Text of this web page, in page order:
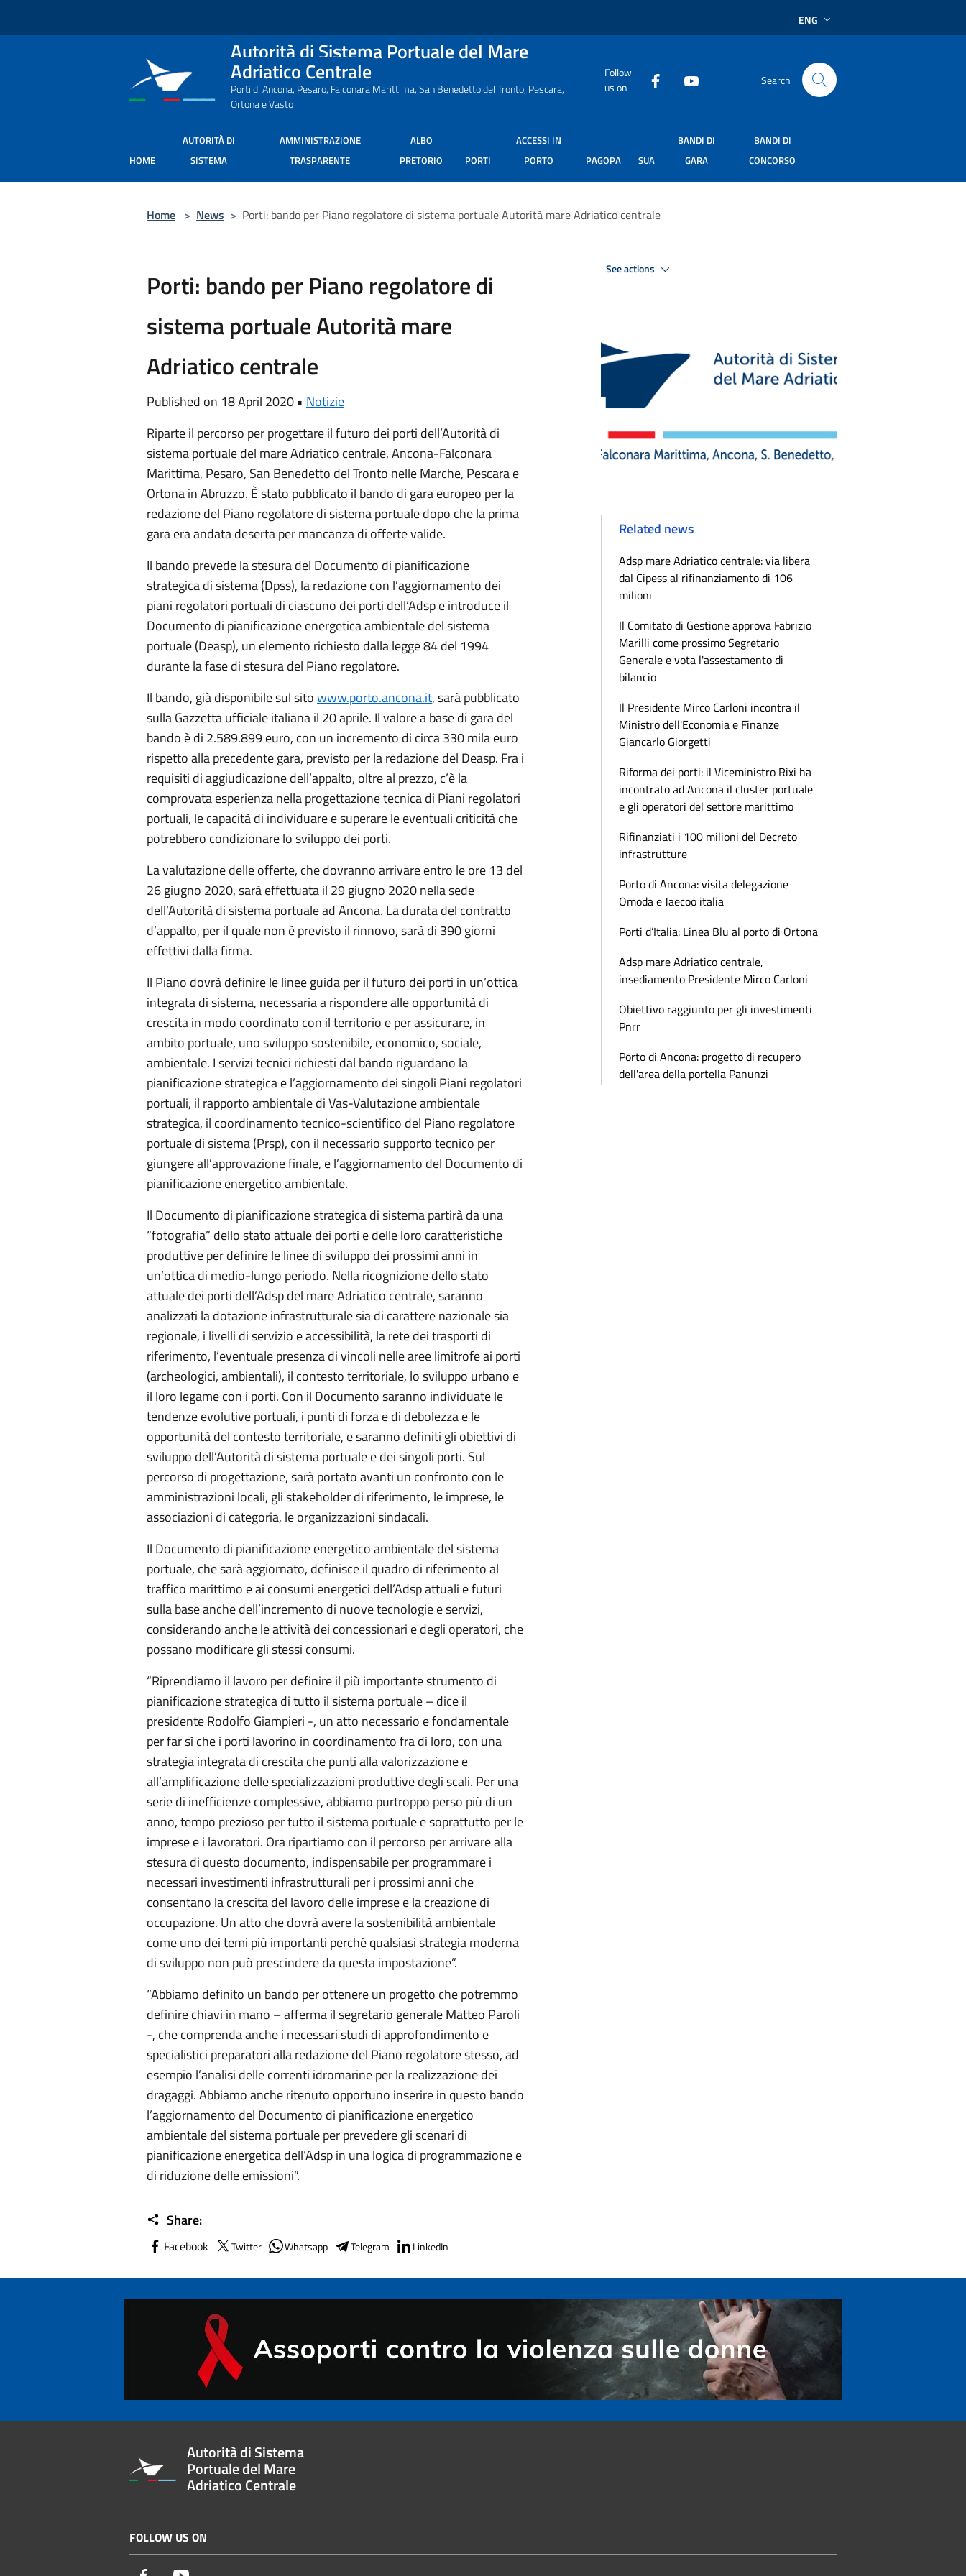
ENG
Autorità di Sistema Portuale del Mare
Adriatico Centrale
Porti di Ancona, Pesaro, Falconara Marittima, San Benedetto del Tronto, Pescara,
Ortona e Vasto
Follow
us on
Search
HOME
AUTORITÀ DI
SISTEMA
AMMINISTRAZIONE
TRASPARENTE
ALBO
PRETORIO
PORTI
ACCESSI IN
PORTO
PAGOPA SUA
BANDI DI
GARA
BANDI DI
CONCORSO
Home > News > Porti: bando per Piano regolatore di sistema portuale Autorità mare Adriatico centrale
Porti: bando per Piano regolatore di
sistema portuale Autorità mare
Adriatico centrale
Published on 18 April 2020 • Notizie
Riparte il percorso per progettare il futuro dei porti dell’Autorità di
sistema portuale del mare Adriatico centrale, Ancona-Falconara
Marittima, Pesaro, San Benedetto del Tronto nelle Marche, Pescara e
Ortona in Abruzzo. È stato pubblicato il bando di gara europeo per la
redazione del Piano regolatore di sistema portuale dopo che la prima
gara era andata deserta per mancanza di offerte valide.
Il bando prevede la stesura del Documento di pianificazione
strategica di sistema (Dpss), la redazione con l’aggiornamento dei
piani regolatori portuali di ciascuno dei porti dell’Adsp e introduce il
Documento di pianificazione energetica ambientale del sistema
portuale (Deasp), un elemento richiesto dalla legge 84 del 1994
durante la fase di stesura del Piano regolatore.
Il bando, già disponibile sul sitowww.porto.ancona.it, sarà pubblicato
sulla Gazzetta ufficiale italiana il 20 aprile. Il valore a base di gara del
bando è di 2.589.899 euro, con un incremento di circa 330 mila euro
rispetto alla precedente gara, previsto per la redazione del Deasp. Fra i
requisiti di aggiudicazione dell’appalto, oltre al prezzo, c’è la
comprovata esperienza nella progettazione tecnica di Piani regolatori
portuali, le capacità di individuare e superare le eventuali criticità che
potrebbero condizionare lo sviluppo dei porti.
La valutazione delle offerte, che dovranno arrivare entro le ore 13 del
26 giugno 2020, sarà effettuata il 29 giugno 2020 nella sede
dell’Autorità di sistema portuale ad Ancona. La durata del contratto
d’appalto, per il quale non è previsto il rinnovo, sarà di 390 giorni
effettivi dalla firma.
Il Piano dovrà definire le linee guida per il futuro dei porti in un’ottica
integrata di sistema, necessaria a rispondere alle opportunità di
crescita in modo coordinato con il territorio e per assicurare, in
ambito portuale, uno sviluppo sostenibile, economico, sociale,
ambientale. I servizi tecnici richiesti dal bando riguardano la
pianificazione strategica e l’aggiornamento dei singoli Piani regolatori
portuali, il rapporto ambientale di Vas-Valutazione ambientale
strategica, il coordinamento tecnico-scientifico del Piano regolatore
portuale di sistema (Prsp), con il necessario supporto tecnico per
giungere all’approvazione finale, e l’aggiornamento del Documento di
pianificazione energetico ambientale.
Il Documento di pianificazione strategica di sistema partirà da una
“fotografia” dello stato attuale dei porti e delle loro caratteristiche
produttive per definire le linee di sviluppo dei prossimi anni in
un’ottica di medio-lungo periodo. Nella ricognizione dello stato
attuale dei porti dell’Adsp del mare Adriatico centrale, saranno
analizzati la dotazione infrastrutturale sia di carattere nazionale sia
regionale, i livelli di servizio e accessibilità, la rete dei trasporti di
riferimento, l’eventuale presenza di vincoli nelle aree limitrofe ai porti
(archeologici, ambientali), il contesto territoriale, lo sviluppo urbano e
il loro legame con i porti. Con il Documento saranno individuate le
tendenze evolutive portuali, i punti di forza e di debolezza e le
opportunità del contesto territoriale, e saranno definiti gli obiettivi di
sviluppo dell’Autorità di sistema portuale e dei singoli porti. Sul
percorso di progettazione, sarà portato avanti un confronto con le
amministrazioni locali, gli stakeholder di riferimento, le imprese, le
associazioni di categoria, le organizzazioni sindacali.
Il Documento di pianificazione energetico ambientale del sistema
portuale, che sarà aggiornato, definisce il quadro di riferimento al
traffico marittimo e ai consumi energetici dell’Adsp attuali e futuri
sulla base anche dell’incremento di nuove tecnologie e servizi,
considerando anche le attività dei concessionari e degli operatori, che
possano modificare gli stessi consumi.
“Riprendiamo il lavoro per definire il più importante strumento di
pianificazione strategica di tutto il sistema portuale – dice il
presidente Rodolfo Giampieri -, un atto necessario e fondamentale
per far sì che i porti lavorino in coordinamento fra di loro, con una
strategia integrata di crescita che punti alla valorizzazione e
all’amplificazione delle specializzazioni produttive degli scali. Per una
serie di inefficienze complessive, abbiamo purtroppo perso più di un
anno, tempo prezioso per tutto il sistema portuale e soprattutto per le
imprese e i lavoratori. Ora ripartiamo con il percorso per arrivare alla
stesura di questo documento, indispensabile per programmare i
necessari investimenti infrastrutturali per i prossimi anni che
consentano la crescita del lavoro delle imprese e la creazione di
occupazione. Un atto che dovrà avere la sostenibilità ambientale
come uno dei temi più importanti perché qualsiasi strategia moderna
di sviluppo non può prescindere da questa impostazione”.
“Abbiamo definito un bando per ottenere un progetto che potremmo
definire chiavi in mano – afferma il segretario generale Matteo Paroli
-, che comprenda anche i necessari studi di approfondimento e
specialistici preparatori alla redazione del Piano regolatore stesso, ad
esempio l’analisi delle correnti idromarine per la realizzazione dei
dragaggi. Abbiamo anche ritenuto opportuno inserire in questo bando
l’aggiornamento del Documento di pianificazione energetico
ambientale del sistema portuale per prevedere gli scenari di
pianificazione energetica dell’Adsp in una logica di programmazione e
di riduzione delle emissioni”.
Share:
Facebook Twitter Whatsapp Telegram LinkedIn
See actions
Related news
Adsp mare Adriatico centrale: via libera
dal Cipess al rifinanziamento di 106
milioni
Il Comitato di Gestione approva Fabrizio
Marilli come prossimo Segretario
Generale e vota l'assestamento di
bilancio
Il Presidente Mirco Carloni incontra il
Ministro dell'Economia e Finanze
Giancarlo Giorgetti
Riforma dei porti: il Viceministro Rixi ha
incontrato ad Ancona il cluster portuale
e gli operatori del settore marittimo
Rifinanziati i 100 milioni del Decreto
infrastrutture
Porto di Ancona: visita delegazione
Omoda e Jaecoo italia
Porti d’Italia: Linea Blu al porto di Ortona
Adsp mare Adriatico centrale,
insediamento Presidente Mirco Carloni
Obiettivo raggiunto per gli investimenti
Pnrr
Porto di Ancona: progetto di recupero
dell'area della portella Panunzi
Autorità di Sistema
Portuale del Mare
Adriatico Centrale
FOLLOW US ON